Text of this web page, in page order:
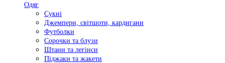
Одяг
Сукні
Джемпери, світшоти, кардигани
Футболки
Сорочки та блузи
Штани та легінси
Піджаки та жакети